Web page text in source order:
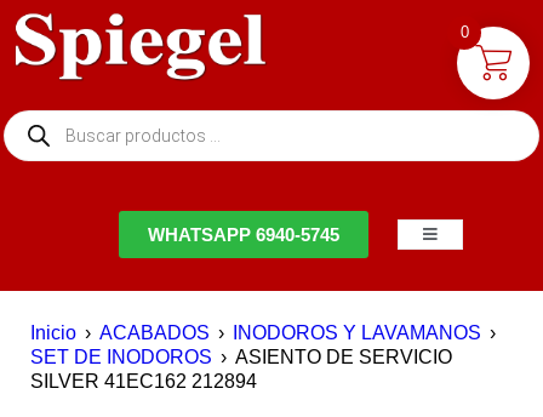
WHATSAPP 6940-5745
Inicio › ACABADOS › INODOROS Y LAVAMANOS ›
SET DE INODOROS › ASIENTO DE SERVICIO
SILVER 41EC162 212894
0